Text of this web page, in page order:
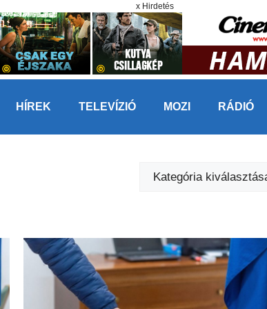
x Hirdetés
HÍREK TELEVÍZIÓ MOZI RÁDIÓ
Kategóriák